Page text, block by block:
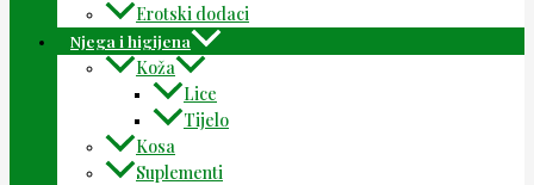
Erotski dodaci
Njega i higijena
Koža
Lice
Tijelo
Kosa
Suplementi